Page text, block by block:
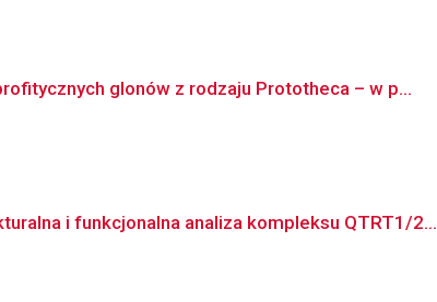
glonów z rodzaju Prototheca – w p...
i funkcjonalna analiza kompleksu QTRT1/2...